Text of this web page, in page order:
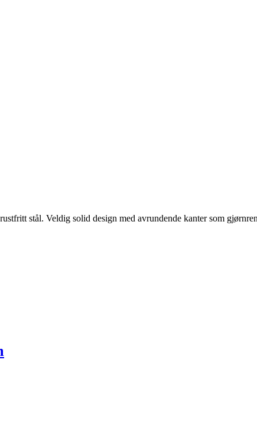
stål. Veldig solid design med avrundende kanter som